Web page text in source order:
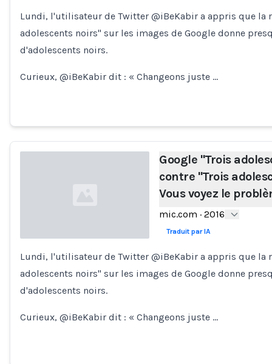
Loading...
Lundi, l'utilisateur de Twitter @iBeKabir a appris que la
adolescents noirs" sur les images de Google donne
d'adolescents noirs.
Curieux, @iBeKabir dit : « Changeons juste …
Loading...
Google "Trois
contre "Trois
Vous voyez le
mic.com · 2016
Traduit par IA
Lundi, l'utilisateur de Twitter @iBeKabir a appris que la
adolescents noirs" sur les images de Google donne
d'adolescents noirs.
Curieux, @iBeKabir dit : « Changeons juste …